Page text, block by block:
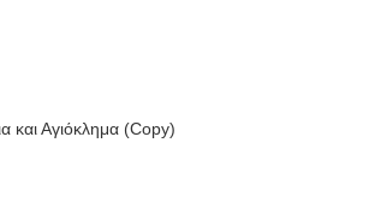
και Αγιόκλημα (Copy)